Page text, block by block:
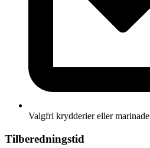
Valgfri krydderier eller marinade
Tilberedningstid